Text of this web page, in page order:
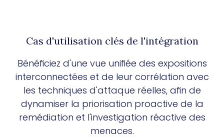
Cas d'utilisation clés de l'intégration
Bénéficiez d'une vue unifiée des expositions
interconnectées et de leur corrélation avec
les techniques d'attaque réelles, afin de
dynamiser la priorisation proactive de la
remédiation et l'investigation réactive des
menaces.